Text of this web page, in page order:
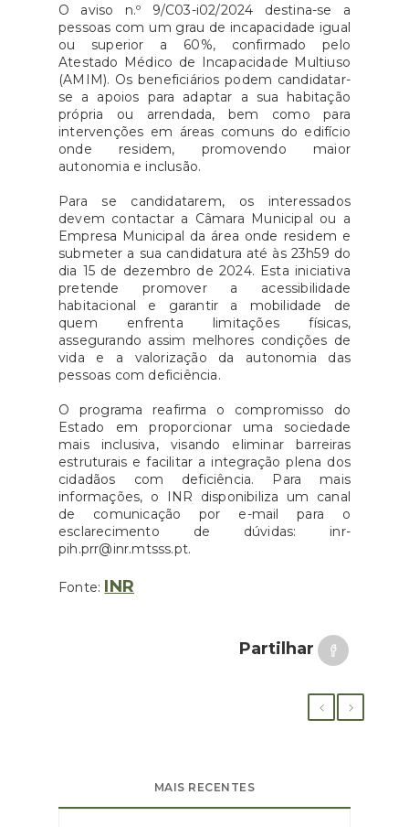
O aviso n.º 9/C03-i02/2024 destina-se a
pessoas com um grau de incapacidade igual
ou superior a 60%, confirmado pelo
Atestado Médico de Incapacidade Multiuso
(AMIM). Os beneficiários podem candidatar-
se a apoios para adaptar a sua habitação
própria ou arrendada, bem como para
intervenções em áreas comuns do edifício
onde residem, promovendo maior
autonomia e inclusão.
Para se candidatarem, os interessados
devem contactar a Câmara Municipal ou a
Empresa Municipal da área onde residem e
submeter a sua candidatura até às 23h59 do
dia 15 de dezembro de 2024. Esta iniciativa
pretende promover a acessibilidade
habitacional e garantir a mobilidade de
quem enfrenta limitações físicas,
assegurando assim melhores condições de
vida e a valorização da autonomia das
pessoas com deficiência.
O programa reafirma o compromisso do
Estado em proporcionar uma sociedade
mais inclusiva, visando eliminar barreiras
estruturais e facilitar a integração plena dos
cidadãos com deficiência. Para mais
informações, o INR disponibiliza um canal
de comunicação por e-mail para o
esclarecimento de dúvidas: inr-
pih.prr@inr.mtsss.pt.
Fonte: INR
Partilhar
MAIS RECENTES